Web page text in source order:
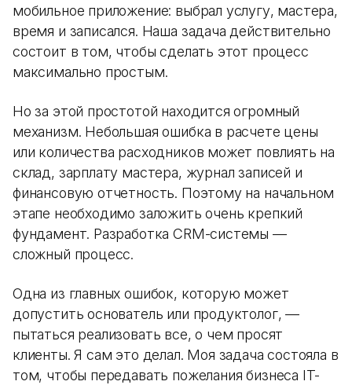
мобильное приложение: выбрал услугу, мастера,
время и записался. Наша задача действительно
состоит в том, чтобы сделать этот процесс
максимально простым.
Но за этой простотой находится огромный
механизм. Небольшая ошибка в расчете цены
или количества расходников может повлиять на
склад, зарплату мастера, журнал записей и
финансовую отчетность. Поэтому на начальном
этапе необходимо заложить очень крепкий
фундамент. Разработка CRM-системы —
сложный процесс.
Одна из главных ошибок, которую может
допустить основатель или продуктолог, —
пытаться реализовать все, о чем просят
клиенты. Я сам это делал. Моя задача состояла в
том, чтобы передавать пожелания бизнеса IT-